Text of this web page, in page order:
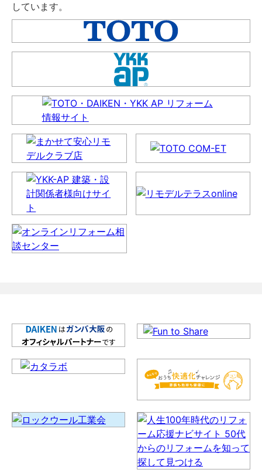
しています。